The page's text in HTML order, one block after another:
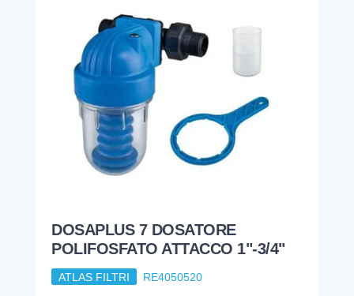
DOSAPLUS 7 DOSATORE
POLIFOSFATO ATTACCO 1"-3/4"
ATLAS FILTRI
BLU ● re4050520 ● PLASTICO
5
1 2